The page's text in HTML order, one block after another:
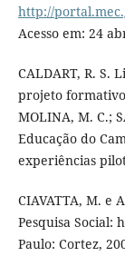
http://
Acesso em: 24
CALDART, R. S.
projeto
MOLINA, M. C.;
Educação do
experiências
CIAVATTA, M. e
Pesquisa Social:
Paulo: Cortez,